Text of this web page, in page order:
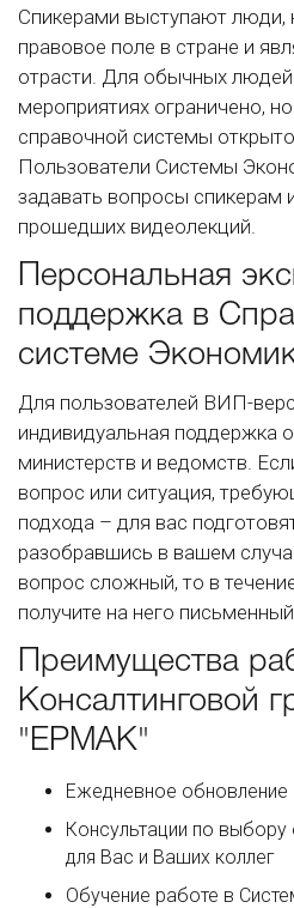
Спикерами выступают
правовое поле в стране и
отрасти. Для обычных людей
мероприятиях ограничено,
справочной системы
Пользователи Системы
задавать вопросы спикерам
прошедших видеолекций.
Персональная
поддержка в
системе
Для пользователей ВИП-
индивидуальная поддержка
министерств и ведомств.
вопрос или ситуация,
подхода – для вас
разобравшись в вашем
вопрос сложный, то в
получите на него
Преимущества
Консалтинговой
"ЕРМАК"
Ежедневное
Консультации по
для Вас и Ваших коллег
Обучение работе в